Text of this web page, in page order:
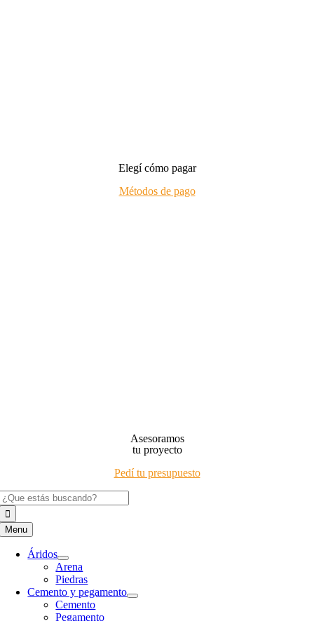
Elegí cómo pagar
Métodos de pago
Asesoramos
tu proyecto
Pedí tu presupuesto
Menu
Áridos
Arena
Piedras
Cemento y pegamento
Cemento
Pegamento